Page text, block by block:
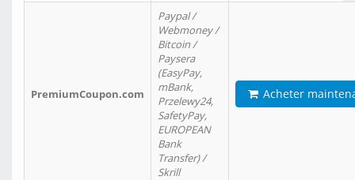
PremiumCoupon.com
Paypal /
Webmoney /
Bitcoin /
Paysera
(EasyPay,
mBank,
Przelewy24,
SafetyPay,
EUROPEAN
Bank
Transfer) /
Skrill
Acheter